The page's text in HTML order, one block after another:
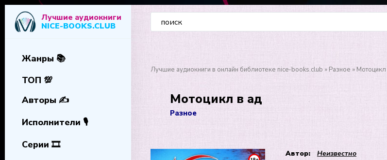
Лучшие аудиокниги
NICE-BOOKS.CLUB
Жанры 📚
ТОП 💯
Авторы ✍️
Исполнители 🎙️
Серии 🎞️
Лучшие аудиокниги в онлайн библиотеке nice-books.club »Разное »
Мотоцикл в ад
Разное
Автор:
Неизвестно